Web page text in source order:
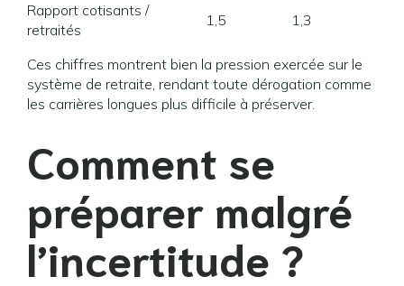
Rapport cotisants /
retraités
1,5 1,3
Ces chiffres montrent bien la pression exercée sur le
système de retraite, rendant toute dérogation comme
les carrières longues plus difficile à préserver.
Comment se
préparer malgré
l’incertitude ?